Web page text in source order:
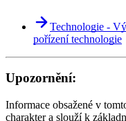
Technologie -
pořízení technologie
Upozornění:
Informace obsažené v
charakter a slouží k